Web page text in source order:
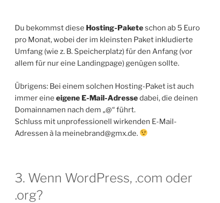
Du bekommst diese Hosting-Paketeschon ab 5 Euro
pro Monat, wobei der im kleinsten Paket inkludierte
Umfang (wie z. B. Speicherplatz) für den Anfang (vor
allem für nur eine Landingpage) genügen sollte.
Übrigens: Bei einem solchen Hosting-Paket ist auch
immer eine eigene E-Mail-Adressedabei, die deinen
Domainnamen nach dem „@“ führt.
Schluss mit unprofessionell wirkenden E-Mail-
Adressen à la meinebrand@gmx.de.
3. Wenn WordPress, .com oder
.org?